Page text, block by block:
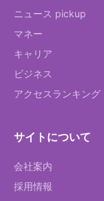
ニュース pickup
マネー
キャリア
ビジネス
アクセスランキング
サイトについて
会社案内
採用情報